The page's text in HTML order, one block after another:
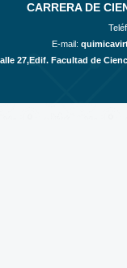
CARRERA DE
E-mail:
27,Edif. Facultad de